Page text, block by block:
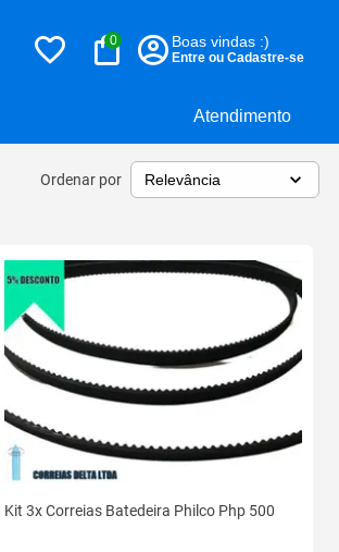
Atendimento
0 Boas vindas :)
Entre ou Cadastre-se
Ordenar por
Kit 3x Correias Batedeira Philco Php 500